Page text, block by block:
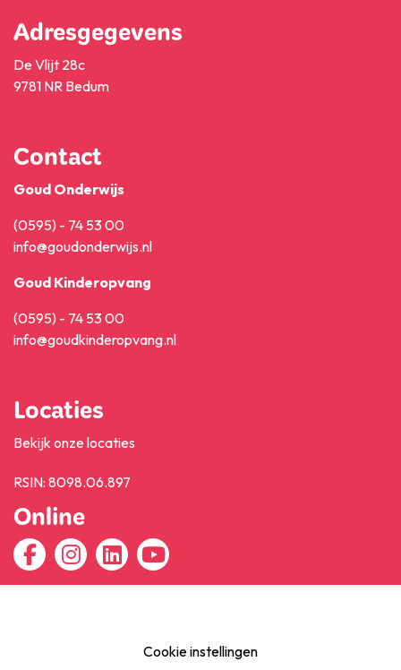
Adresgegevens
De Vlijt 28c
9781 NR Bedum
Contact
Goud Onderwijs
(0595) - 74 53 00
info@goudonderwijs.nl
Goud Kinderopvang
(0595) - 74 53 00
info@goudkinderopvang.nl
Locaties
Bekijk onze locaties
RSIN: 8098.06.897
Online
Cookie instellingen